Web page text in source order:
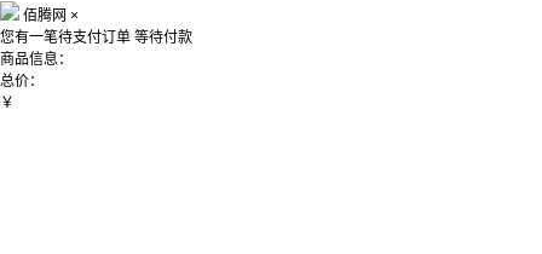
佰腾网 ×
您有一笔待支付订单 等待付款
商品信息：
总价：
￥